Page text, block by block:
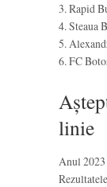
3. Rapid
4. Steaua
5.
6. FC
linie
Anul